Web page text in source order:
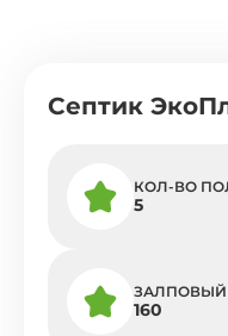
Септик
КОЛ-ВО
5
ЗАЛПОВЫЙ
160